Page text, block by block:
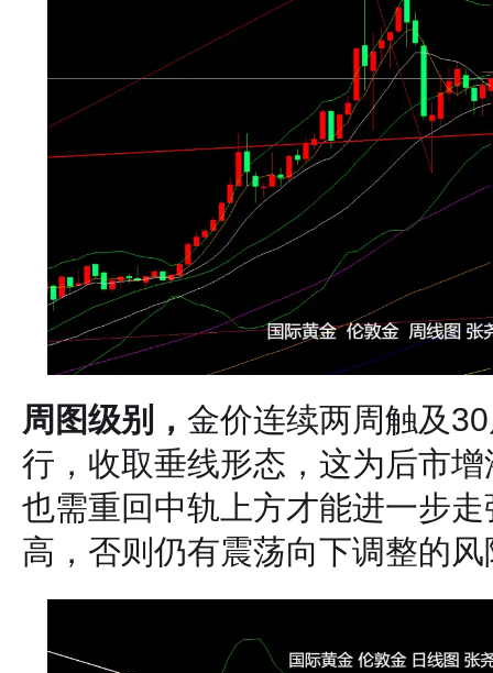
周图级别， 金价连续两周触及
行，收取垂线形态，这为后市
也需重回中轨上方才能进一步
高，否则仍有震荡向下调整的